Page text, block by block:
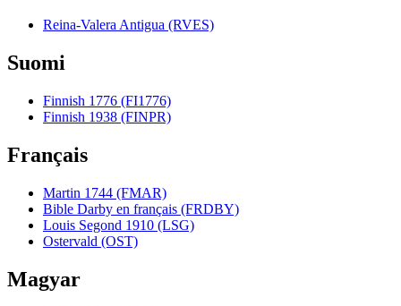
Reina-Valera Antigua (RVES)
Suomi
Finnish 1776 (FI1776)
Finnish 1938 (FINPR)
Français
Martin 1744 (FMAR)
Bible Darby en français (FRDBY)
Louis Segond 1910 (LSG)
Ostervald (OST)
Magyar